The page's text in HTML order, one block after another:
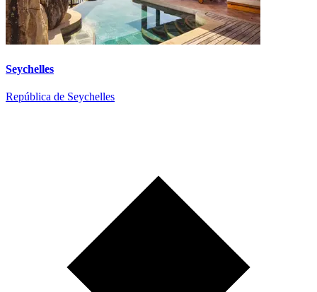
Seychelles
República de Seychelles